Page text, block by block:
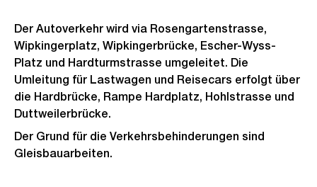
Der Autoverkehr wird via Rosengartenstrasse,
Wipkingerplatz, Wipkingerbrücke, Escher-Wyss-
Platz und Hardturmstrasse umgeleitet. Die
Umleitung für Lastwagen und Reisecars erfolgt über
die Hardbrücke, Rampe Hardplatz, Hohlstrasse und
Duttweilerbrücke.
Der Grund für die Verkehrsbehinderungen sind
Gleisbauarbeiten.